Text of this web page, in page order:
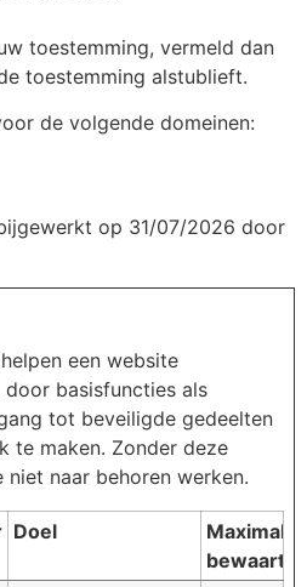
toestemming, vermeld dan
toestemming alstublieft.
de volgende domeinen:
op 31/07/2026 door
een website
basisfuncties als
tot beveiligde gedeelten
te maken. Zonder deze
naar behoren werken.
Doel
Maximale